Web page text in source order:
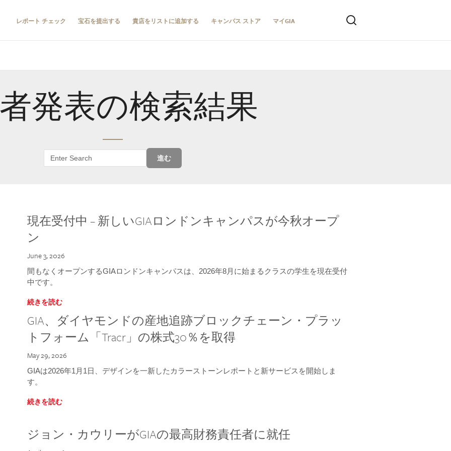
レポート チェック 宝石を提出する 貴店をリストに追加する キャンパス ストア マイGIA
発表の検索結果
進む
現在受付中 – 新しいGIAロンドンキャンパスが今秋オープ
ン
June 3, 2026
間もなくオープンするGIAロンドンキャンパスは、2026年8月に始まるクラスの学生を現在受付
中です。
続きを読む
GIA、ダイヤモンドの産地追跡ブロックチェーン・プラッ
トフォーム「Tracr」の株式30％を取得
May 29, 2026
GIAは2026年1月1日、デザインを一新したカラーストーンレポートと新サービスを開始しま
す。
続きを読む
ジョン・カウリーがGIAの最高財務責任者に就任